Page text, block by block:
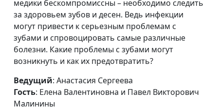
профилактика и
лечение
Валентиновна и Павел
Викторович Малинины
Правильный уход
за зубами (вторая
часть)
Анастасия Сергеева, Елена
Валентиновна и Павел
Викторович Малинины
Правильный уход
за зубами (первая
часть)
Анастасия Сергеева, Елена
Валентиновна и Павел
медики бескомпромиссны – необходимо следить
за здоровьем зубов и десен. Ведь инфекции
могут привести к серьезным проблемам с
зубами и спровоцировать самые различные
болезни. Какие проблемы с зубами могут
возникнуть и как их предотвратить?
Ведущий: Анастасия Сергеева
Гость: Елена Валентиновна и Павел Викторович
Малинины